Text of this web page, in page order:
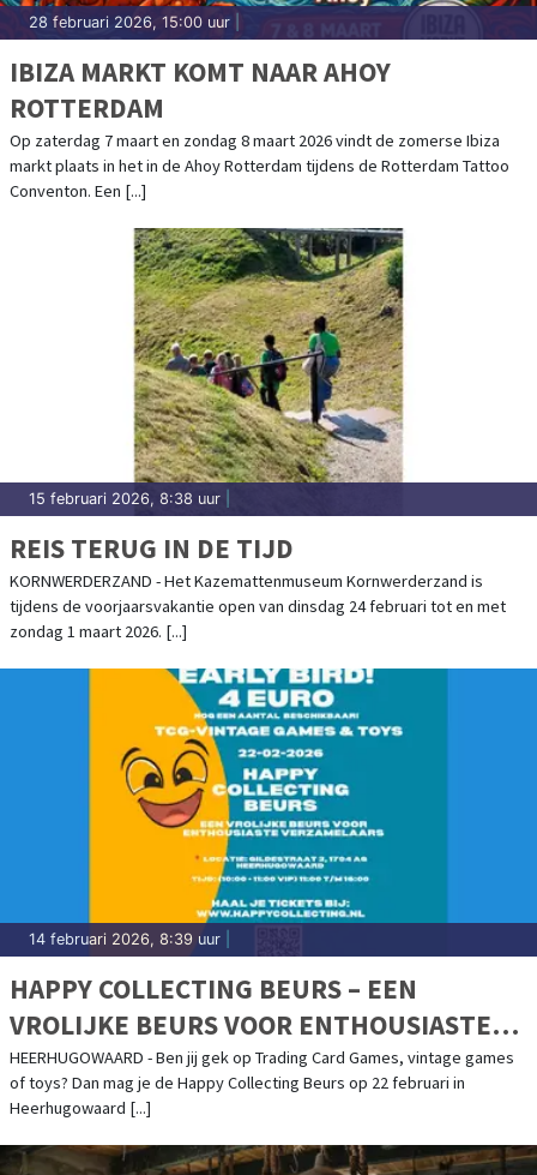
28 februari 2026, 15:00 uur
IBIZA MARKT KOMT NAAR AHOY
ROTTERDAM
Op zaterdag 7 maart en zondag 8 maart 2026 vindt de zomerse Ibiza
markt plaats in het in de Ahoy Rotterdam tijdens de Rotterdam Tattoo
Conventon. Een [...]
15 februari 2026, 8:38 uur
REIS TERUG IN DE TIJD
KORNWERDERZAND - Het Kazemattenmuseum Kornwerderzand is
tijdens de voorjaarsvakantie open van dinsdag 24 februari tot en met
zondag 1 maart 2026. [...]
14 februari 2026, 8:39 uur
HAPPY COLLECTING BEURS – EEN
VROLIJKE BEURS VOOR ENTHOUSIASTE
VERZAMELAARS
HEERHUGOWAARD - Ben jij gek op Trading Card Games, vintage games
of toys? Dan mag je de Happy Collecting Beurs op 22 februari in
Heerhugowaard [...]